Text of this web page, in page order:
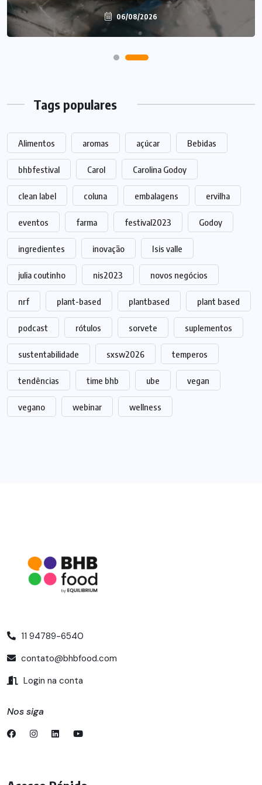
06/08/2026
06/08/2026
Tags populares
Alimentos aromas açúcar Bebidas
bhbfestival Carol Carolina Godoy
clean label coluna embalagens ervilha
eventos farma festival2023 Godoy
ingredientes inovação Isis valle
julia coutinho nis2023 novos negócios
nrf plant-based plantbased plant based
podcast rótulos sorvete suplementos
sustentabilidade sxsw2026 temperos
tendências time bhb ube vegan
vegano webinar wellness
11 94789-6540
contato@bhbfood.com
Login na conta
Nos siga